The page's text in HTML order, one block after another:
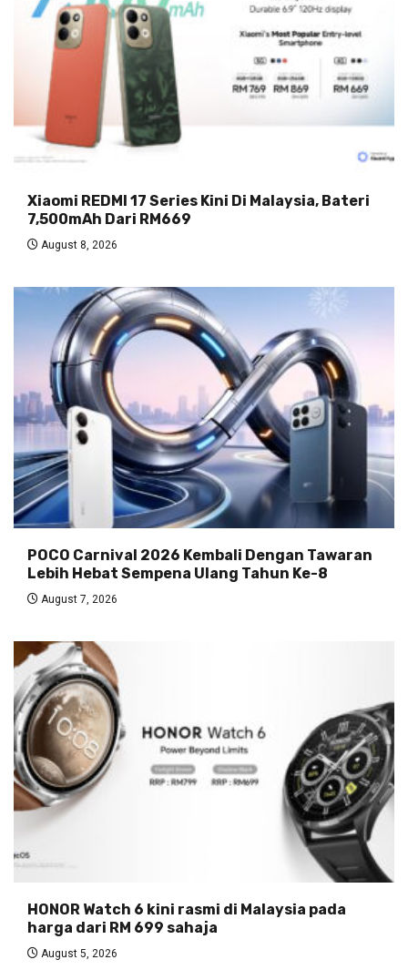
Xiaomi REDMI 17 Series Kini Di Malaysia, Bateri
7,500mAh Dari RM669
August 8, 2026
POCO Carnival 2026 Kembali Dengan Tawaran
Lebih Hebat Sempena Ulang Tahun Ke-8
August 7, 2026
HONOR Watch 6 kini rasmi di Malaysia pada
harga dari RM 699 sahaja
August 5, 2026